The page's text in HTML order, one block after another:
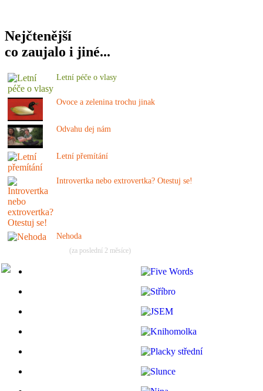
Nejčtenější
co zaujalo i jiné...
Letní péče o vlasy
Ovoce a zelenina trochu jinak
Odvahu dej nám
Letní přemítání
Introvertka nebo extrovertka? Otestuj se!
Nehoda
(za poslední 2 měsíce)